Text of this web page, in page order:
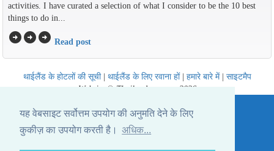
यह वेबसाइट सर्वोत्तम उपयोग की अनुमति देने के लिए
कुकीज़ का उपयोग करती है।
अधिक...
activities. I have curated a selection of what I consider to be the 10 best
things to do in...
arrow_circle_rightarrow_circle_rightarrow_circle_right Read post
थाईलैंड के होटलों की सूची| थाईलैंड के लिए रवाना हों| हमारे बारे में| साइटमैप
Website © Thailandee.com - 2026